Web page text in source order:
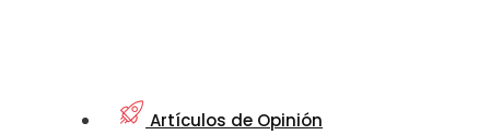
Artículos de Opinión